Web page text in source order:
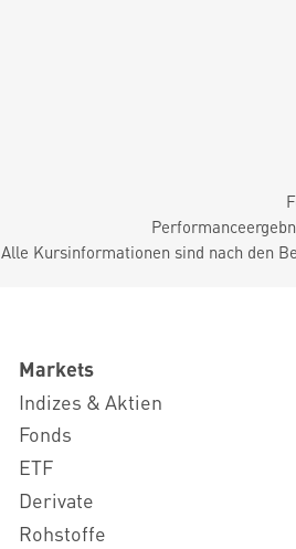
Alle Kursinformationen sind nach den
Markets
Indizes & Aktien
Fonds
ETF
Derivate
Rohstoffe